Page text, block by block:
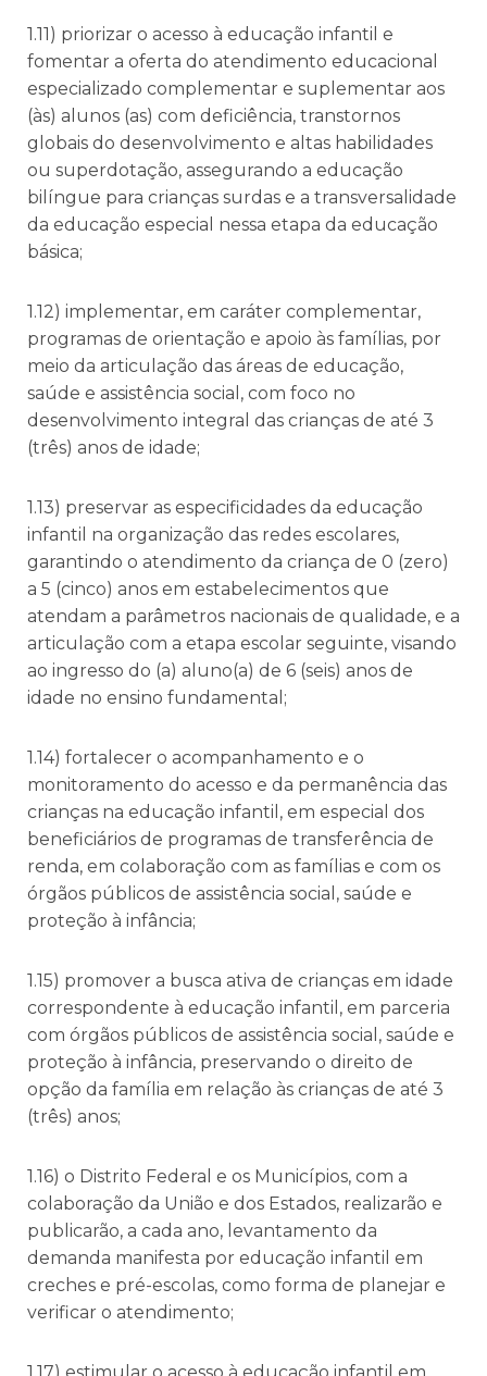
1.11) priorizar o acesso à educação infantil e
fomentar a oferta do atendimento educacional
especializado complementar e suplementar aos
(às) alunos (as) com deficiência, transtornos
globais do desenvolvimento e altas habilidades
ou superdotação, assegurando a educação
bilíngue para crianças surdas e a transversalidade
da educação especial nessa etapa da educação
básica;
1.12) implementar, em caráter complementar,
programas de orientação e apoio às famílias, por
meio da articulação das áreas de educação,
saúde e assistência social, com foco no
desenvolvimento integral das crianças de até 3
(três) anos de idade;
1.13) preservar as especificidades da educação
infantil na organização das redes escolares,
garantindo o atendimento da criança de 0 (zero)
a 5 (cinco) anos em estabelecimentos que
atendam a parâmetros nacionais de qualidade, e a
articulação com a etapa escolar seguinte, visando
ao ingresso do (a) aluno(a) de 6 (seis) anos de
idade no ensino fundamental;
1.14) fortalecer o acompanhamento e o
monitoramento do acesso e da permanência das
crianças na educação infantil, em especial dos
beneficiários de programas de transferência de
renda, em colaboração com as famílias e com os
órgãos públicos de assistência social, saúde e
proteção à infância;
1.15) promover a busca ativa de crianças em idade
correspondente à educação infantil, em parceria
com órgãos públicos de assistência social, saúde e
proteção à infância, preservando o direito de
opção da família em relação às crianças de até 3
(três) anos;
1.16) o Distrito Federal e os Municípios, com a
colaboração da União e dos Estados, realizarão e
publicarão, a cada ano, levantamento da
demanda manifesta por educação infantil em
creches e pré-escolas, como forma de planejar e
verificar o atendimento;